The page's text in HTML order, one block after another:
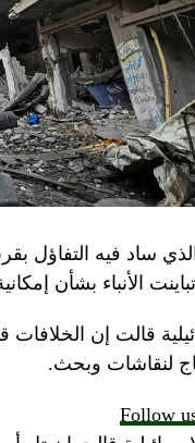
ساد فيه التفاؤل
الأنباء بشأن
قالت إن
لنقاشات وبحث.
Follow